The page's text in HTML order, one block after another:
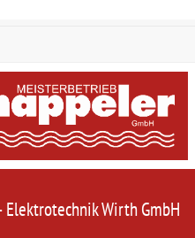
Wirth GmbH